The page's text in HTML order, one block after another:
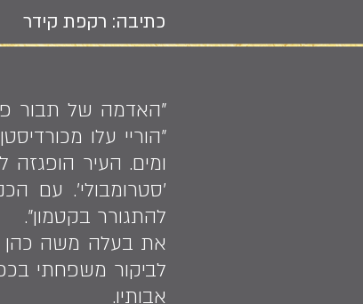
כתיבה: רקפת קידר
״הוריי עלו
ומים. העיר
׳סטרומבולי׳. עם
להתגורר בקטמון״.
את בעלה משה כהן
אבותיו.